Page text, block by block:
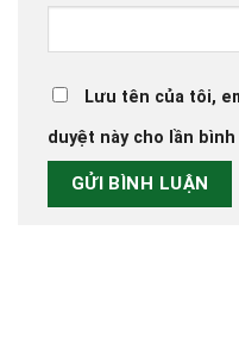
Lưu tên của tôi,
duyệt này cho lần